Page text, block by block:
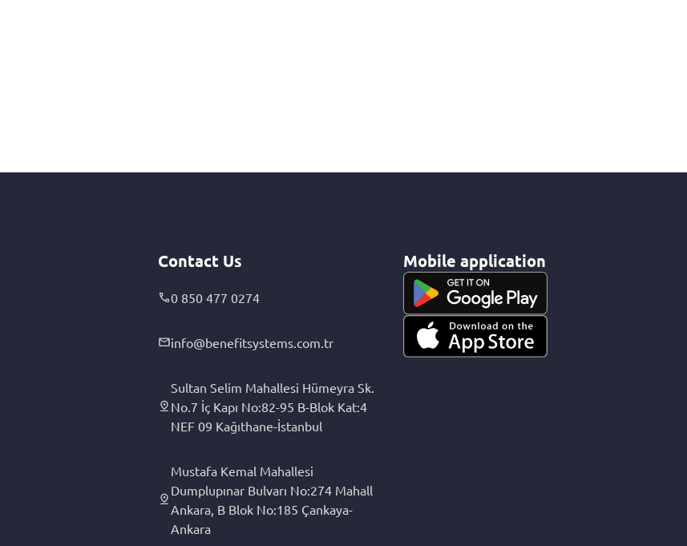
Contact Us
0 850 477 0274
info@benefitsystems.com.tr
Sultan Selim Mahallesi Hümeyra Sk.
No.7 İç Kapı No:82-95 B-Blok Kat:4
NEF 09 Kağıthane-İstanbul
Mustafa Kemal Mahallesi
Dumplupınar Bulvarı No:274 Mahall
Ankara, B Blok No:185 Çankaya-
Ankara
Mobile application